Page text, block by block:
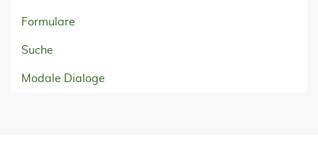
Formulare
Suche
Modale Dialoge